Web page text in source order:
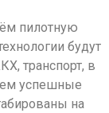
пилотную
будут
транспорт, в
успешные
на